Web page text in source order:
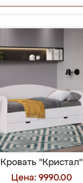
Кровать "Кристал"
Цена: 9990.00